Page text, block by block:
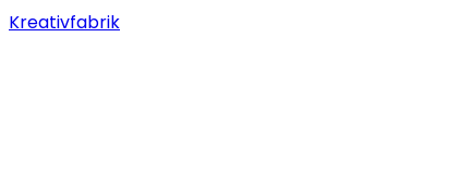
Kreativfabrik